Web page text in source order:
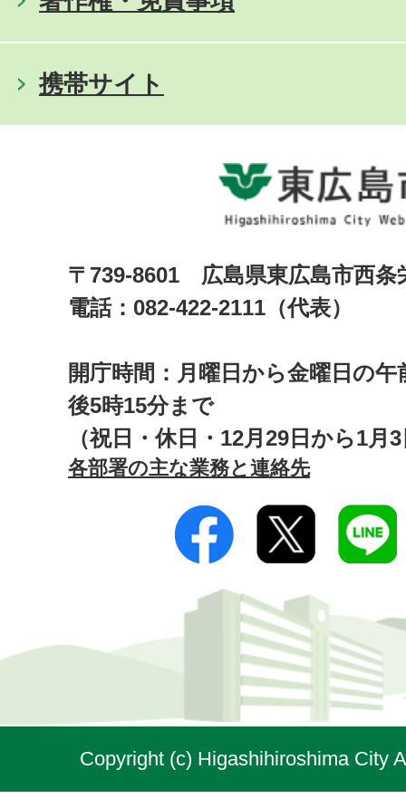
携帯サイト
〒739-8601 広島県東広島市西
電話：082-422-2111（代表）
開庁時間：月曜日から金曜日の午
後5時15分まで
（祝日・休日・12月29日から1月
各部署の主な業務と連絡先
Copyright (c) Higashihiroshima City